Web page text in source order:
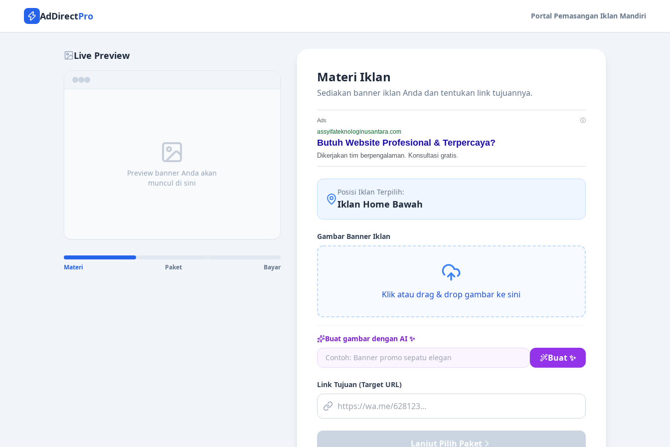
AdDirectPro Portal Pemasangan Iklan Mandiri
Live Preview
Preview banner Anda akan
muncul di sini
Materi Paket Bayar
Materi Iklan
Sediakan banner iklan Anda dan tentukan link tujuannya.
Ads ⓘ
assyifateknologinusantara.com
Butuh Website Profesional & Terpercaya?
Dikerjakan tim berpengalaman. Konsultasi gratis.
Posisi Iklan Terpilih:
Iklan Home Bawah
Gambar Banner Iklan
Klik atau drag & drop gambar ke sini
Buat gambar dengan AI ✨
Buat ✨
Link Tujuan (Target URL)
Lanjut Pilih Paket